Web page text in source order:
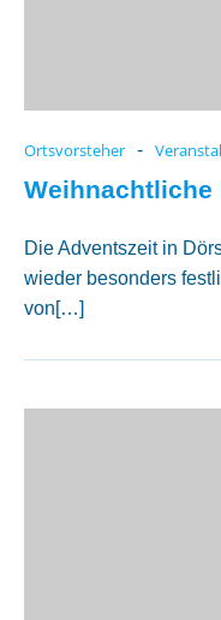
Ortsvorsteher -
Weihnachtliche
Die Adventszeit in
wieder besonders
von[…]